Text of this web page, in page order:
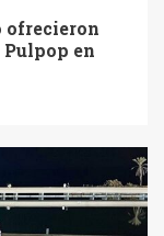
ofrecieron
Pulpop en